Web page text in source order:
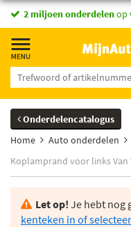
2 miljoen onderdelenop
Onderdelencatalogus
Home
Auto onderdelen
Koplamprand voor links Van
Let op! Je hebt nog
kenteken in of